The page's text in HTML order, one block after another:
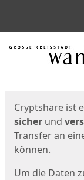
Start
Cryptshare ist
sicher und
Transfer an
können.
Um die Daten